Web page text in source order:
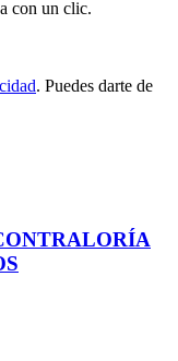
con un clic.
. Puedes darte de